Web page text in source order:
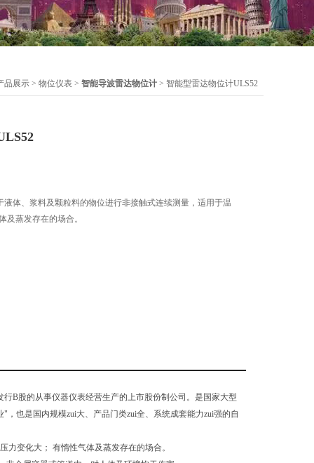
品展示 > 物位仪表 > 智能导波雷达物位计 > 智能型雷达物位计ULS52
液体、浆料及颗粒料的物位进行非接触式连续测量，适用于温
及蒸发存在的场合。
B股的从事仪器仪表经营生产的上市股份制公司。是国家大型
也是国内规模zui大、产品门类zui全、系统成套能力zui强的自
力变化大； 有惰性气体及蒸发存在的场合。